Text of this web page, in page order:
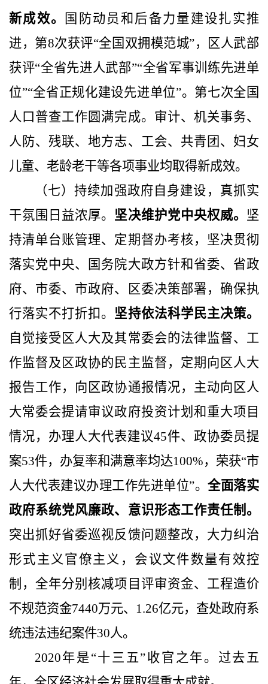
新成效。
国防动员和后备力量建设扎实推
进，第8次获评“全国双拥模范城”，区人武部
获评“全省先进人武部”“全省军事训练先进单
位”“全省正规化建设先进单位”。第七次全国
人口普查工作圆满完成。审计、机关事务、
人防、残联、地方志、工会、共青团、妇女
儿童、老龄老干等各项事业均取得新成效。
（七）持续加强政府自身建设，真抓实
干氛围日益浓厚。 坚决维护党中央权威。 坚
持清单台账管理、定期督办考核，坚决贯彻
落实党中央、国务院大政方针和省委、省政
府、市委、市政府、区委决策部署，确保执
行落实不打折扣。 坚持依法科学民主决策。
自觉接受区人大及其常委会的法律监督、工
作监督及区政协的民主监督，定期向区人大
报告工作，向区政协通报情况，主动向区人
大常委会提请审议政府投资计划和重大项目
情况，办理人大代表建议45件、政协委员提
案53件，办复率和满意率均达100%，荣获“市
人大代表建议办理工作先进单位”。全面落实
政府系统党风廉政、意识形态工作责任制。
突出抓好省委巡视反馈问题整改，大力纠治
形式主义官僚主义，会议文件数量有效控
制，全年分别核减项目评审资金、工程造价
不规范资金7440万元、 1.26亿元，查处政府系
统违法违纪案件30人。
2020年是“十三五”收官之年。过去五